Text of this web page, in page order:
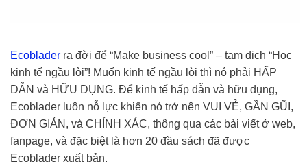
Ecoblader ra đời để “Make business cool” – tạm dịch “Học
kinh tế ngầu lòi”! Muốn kinh tế ngầu lòi thì nó phải HẤP
DẪN và HỮU DỤNG. Để kinh tế hấp dẫn và hữu dụng,
Ecoblader luôn nỗ lực khiến nó trở nên VUI VẺ, GẦN GŨI,
ĐƠN GIẢN, và CHÍNH XÁC, thông qua các bài viết ở web,
fanpage, và đặc biệt là hơn 20 đầu sách đã được
Ecoblader xuất bản.